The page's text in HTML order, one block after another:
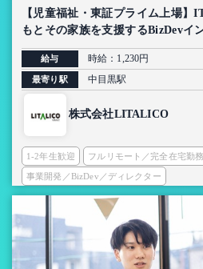
【児童福祉・東証プライム上場】
もとその家族を支援するBizDevイ
給与 時給：1,230円
最寄り駅 中目黒駅
株式会社LITALICO
1-2年生歓迎 フルリモート／完全在宅勤務
事業開発／BizDev／ディレクター